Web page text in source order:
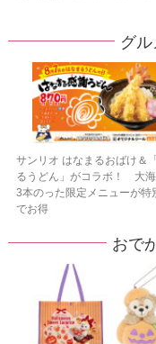
グ
サンリオ はなまるおばけ＆
るうどん」がコラボ！ 大
3本のった限定メニューが特
でお得
おで